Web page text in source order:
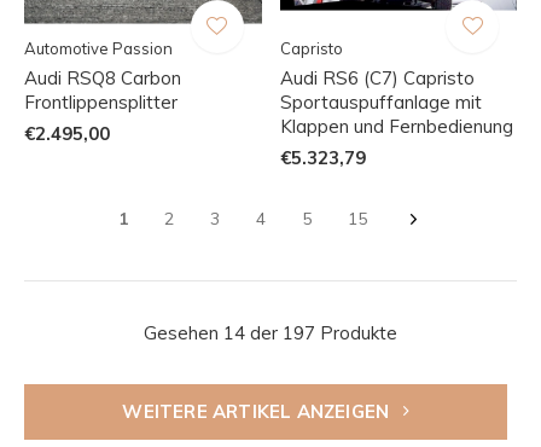
Automotive Passion
Audi RSQ8 Carbon
Frontlippensplitter
€2.495,00
Capristo
Audi RS6 (C7) Capristo
Sportauspuffanlage mit
Klappen und Fernbedienung
€5.323,79
1 2 3 4 5 15
Gesehen 14 der 197 Produkte
WEITERE ARTIKEL ANZEIGEN